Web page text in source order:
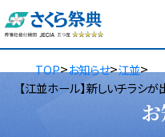
TOP>お知らせ>江並>
【江並ホール】新しいチラシ